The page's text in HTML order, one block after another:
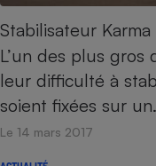
Stabilisateur
L’un des plus gros
leur difficulté à
soient fixées sur
Le 14 mars 2017